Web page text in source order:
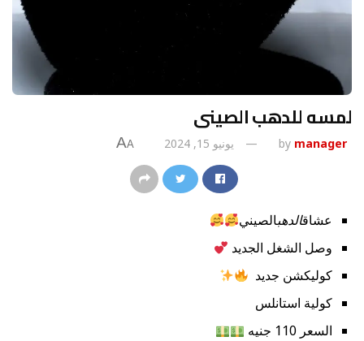
لمسه للدهب الصينى
by manager يونيو 15, 2024 A
A
عشاقالدهبالصيني
وصل الشغل الجديد
كوليكشن جديد
كولية استانلس
السعر 110 جنيه